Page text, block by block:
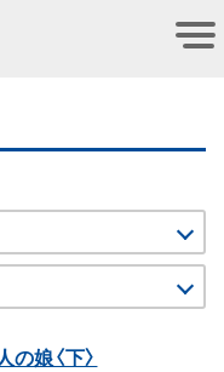
の娘〈下〉